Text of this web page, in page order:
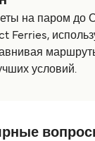
на паром до
Ferries,
условий.